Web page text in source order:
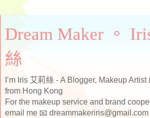
Dream Maker 。
絲
I’m Iris 艾莉絲 - A Blogger, Makeup
from Hong Kong
For the makeup service and brand
email me 📧 dreammakeriris@gmail.com